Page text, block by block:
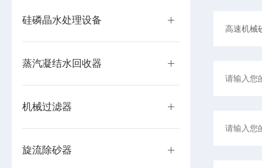
硅磷晶水处理设备
蒸汽凝结水回收器
机械过滤器
旋流除砂器